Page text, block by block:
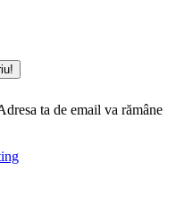
ta de email va rămâne